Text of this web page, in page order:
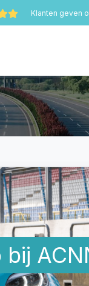
Klanten geven